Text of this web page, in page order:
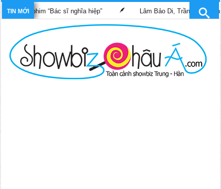
TIN MỚIphim “Bác sĩ nghĩa hiệp” Lâm Bảo Di, Trần Pháp Dung